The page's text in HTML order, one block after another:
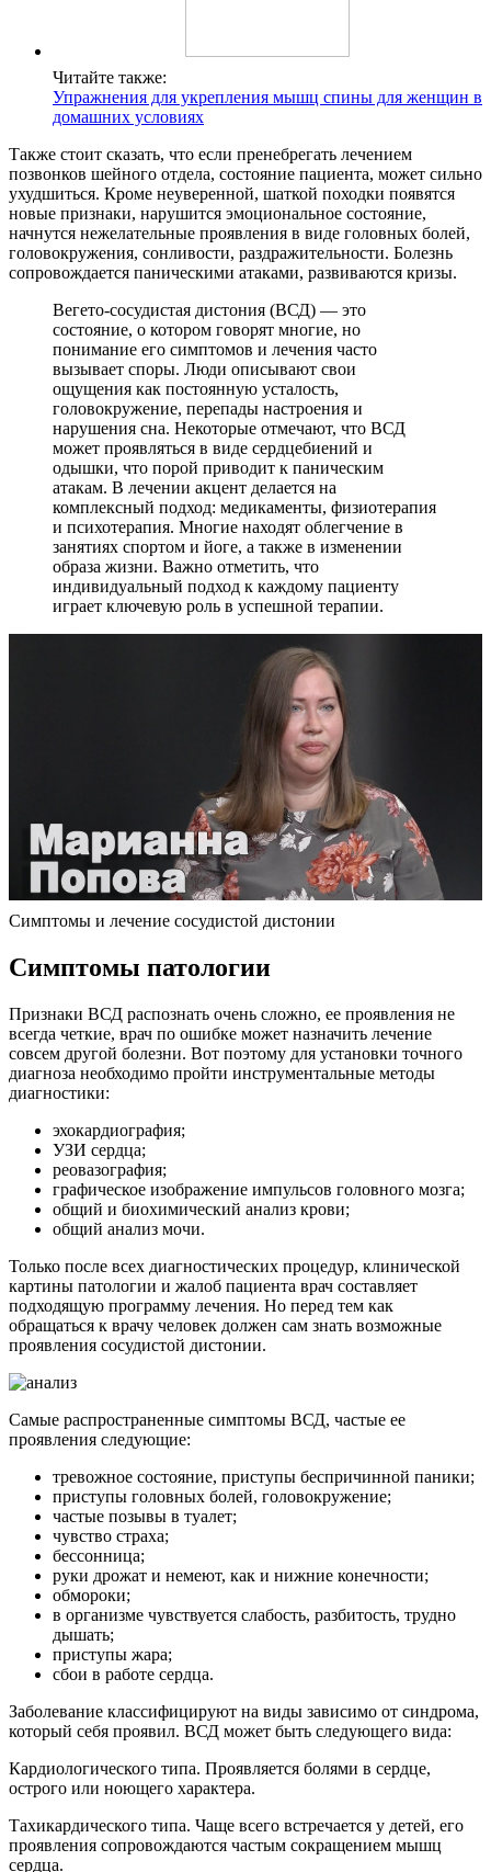
Читайте также:
Упражнения для укрепления мышц спины для женщин в
домашних условиях
Также стоит сказать, что если пренебрегать лечением
позвонков шейного отдела, состояние пациента, может сильно
ухудшиться. Кроме неуверенной, шаткой походки появятся
новые признаки, нарушится эмоциональное состояние,
начнутся нежелательные проявления в виде головных болей,
головокружения, сонливости, раздражительности. Болезнь
сопровождается паническими атаками, развиваются кризы.
Вегето-сосудистая дистония (ВСД) — это
состояние, о котором говорят многие, но
понимание его симптомов и лечения часто
вызывает споры. Люди описывают свои
ощущения как постоянную усталость,
головокружение, перепады настроения и
нарушения сна. Некоторые отмечают, что ВСД
может проявляться в виде сердцебиений и
одышки, что порой приводит к паническим
атакам. В лечении акцент делается на
комплексный подход: медикаменты, физиотерапия
и психотерапия. Многие находят облегчение в
занятиях спортом и йоге, а также в изменении
образа жизни. Важно отметить, что
индивидуальный подход к каждому пациенту
играет ключевую роль в успешной терапии.
Симптомы и лечение сосудистой дистонии
Симптомы патологии
Признаки ВСД распознать очень сложно, ее проявления не
всегда четкие, врач по ошибке может назначить лечение
совсем другой болезни. Вот поэтому для установки точного
диагноза необходимо пройти инструментальные методы
диагностики:
эхокардиография;
УЗИ сердца;
реовазография;
графическое изображение импульсов головного мозга;
общий и биохимический анализ крови;
общий анализ мочи.
Только после всех диагностических процедур, клинической
картины патологии и жалоб пациента врач составляет
подходящую программу лечения. Но перед тем как
обращаться к врачу человек должен сам знать возможные
проявления сосудистой дистонии.
Самые распространенные симптомы ВСД, частые ее
проявления следующие:
тревожное состояние, приступы беспричинной паники;
приступы головных болей, головокружение;
частые позывы в туалет;
чувство страха;
бессонница;
руки дрожат и немеют, как и нижние конечности;
обмороки;
в организме чувствуется слабость, разбитость, трудно
дышать;
приступы жара;
сбои в работе сердца.
Заболевание классифицируют на виды зависимо от синдрома,
который себя проявил. ВСД может быть следующего вида:
Кардиологического типа. Проявляется болями в сердце,
острого или ноющего характера.
Тахикардического типа. Чаще всего встречается у детей, его
проявления сопровождаются частым сокращением мышц
сердца.